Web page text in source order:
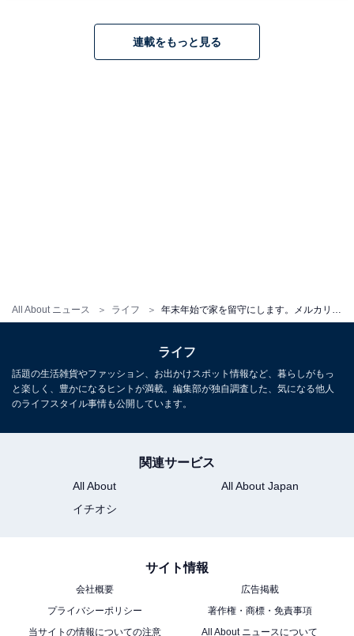
All About ニュース ライフ
連載をもっと見る
ライフ
話題の生活雑貨やファッション、お出かけスポット情報など、暮らしがもっ
と楽しく、豊かになるヒントが満載。編集部が独自調査した、気になる他人
のライフスタイル事情も公開しています。
関連サービス
All About
All About Japan
イチオシ
サイト情報
会社概要
広告掲載
プライバシーポリシー
著作権・商標・免責事項
当サイトの情報についての注意
All About ニュースについて